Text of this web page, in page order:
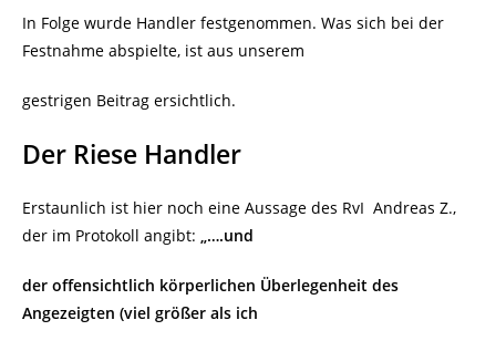
In Folge wurde Handler festgenommen. Was sich bei der
Festnahme abspielte, ist aus unserem
gestrigen Beitrag ersichtlich.
Der Riese Handler
Erstaunlich ist hier noch eine Aussage des RvI Andreas Z.,
der im Protokoll angibt: „….und
der offensichtlich körperlichen Überlegenheit des
Angezeigten (viel größer als ich